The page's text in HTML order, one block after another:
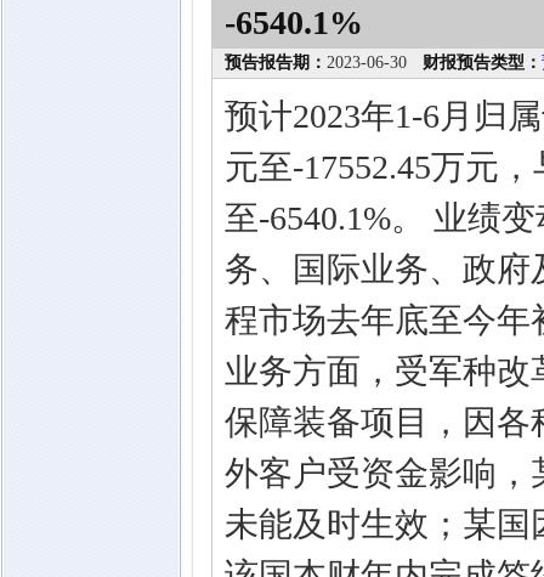
-6540.1%
预告报告期： 2023-06-30 财报预告类型：
预计2023年1-6月归
元至-17552.45万元
至-6540.1%。 业绩
务、国际业务、政
程市场去年底至今
业务方面，受军种
保障装备项目，因
外客户受资金影响
未能及时生效；某